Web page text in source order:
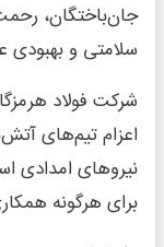
جان‌باختگان،
سلامتی و
شرکت فولاد
اعزام تیم‌های
نیروهای امدادی
برای هرگونه